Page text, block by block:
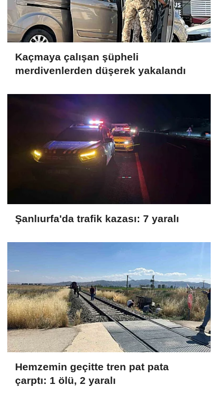
Kaçmaya çalışan şüpheli
merdivenlerden düşerek yakalandı
Şanlıurfa'da trafik kazası: 7 yaralı
Hemzemin geçitte tren pat pata
çarptı: 1 ölü, 2 yaralı